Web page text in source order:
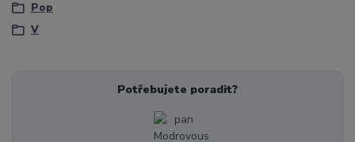
Pop
V
Potřebujete poradit?